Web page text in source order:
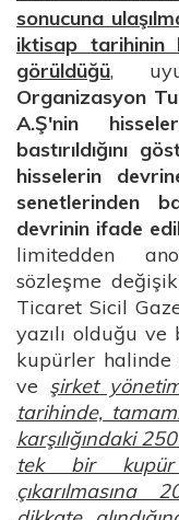
sonucuna
iktisap tarihinin
görüldüğü,
Organizasyon
A.Ş'nin
bastırıldığını
hisselerin
senetlerinden
devrinin ifade
limitedden
sözleşme
Ticaret Sicil
yazılı olduğu
kupürler halinde
ve şirket
tarihinde,
karşılığındaki
tek bir kupür